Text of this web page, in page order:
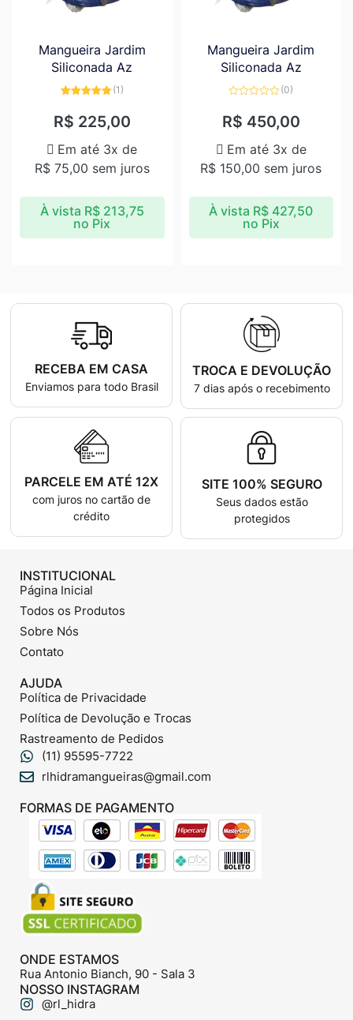
Mangueira Jardim
Siliconada Az
5.00de 5
(1)
R$ 225,00
Em até 3x de
R$75,00 sem juros
À vista R$213,75
no Pix
Mangueira Jardim
Siliconada Az
de
(0)
R$ 450,00
Em até 3x de
R$ 150,00 sem juros
À vista R$ 427,50
no Pix
RECEBA EM CASA
Enviamos para todo Brasil
TROCA E DEVOLUÇÃO
7 dias após o recebimento
PARCELE EM ATÉ 12X
com juros no cartão de
crédito
SITE 100% SEGURO
Seus dados estão
protegidos
INSTITUCIONAL
Página Inicial
Todos os Produtos
Sobre Nós
Contato
AJUDA
Política de Privacidade
Política de Devolução e Trocas
Rastreamento de Pedidos
(11) 95595-7722
rlhidramangueiras@gmail.com
FORMAS DE PAGAMENTO
ONDE ESTAMOS
Rua Antonio Bianch, 90 - Sala 3
NOSSO INSTAGRAM
@rl_hidra